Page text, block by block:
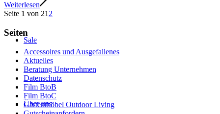
Sale
Über uns
Weiterlesen
Seite 1 von 21 2
Seiten
Accessoires und Ausgefallenes
Aktuelles
Beratung Unternehmen
Datenschutz
Film BtoB
Film BtoC
Gartenmöbel Outdoor Living